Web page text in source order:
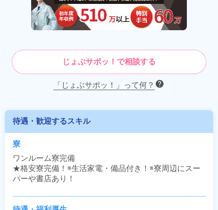
じょぶサポッ！で相談する
「じょぶサポッ！」って何？
待遇・歓迎するスキル
寮
ワンルーム寮完備
★格安寮完備！※生活家電・備品付き！※寮周辺にスー
パーや書店あり！